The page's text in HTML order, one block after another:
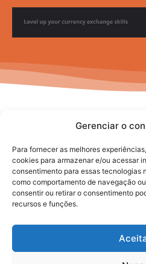
Gerenciar o
Para fornecer as melhores
cookies para armazenar e/ou acessar
consentimento para essas tecnologias
como comportamento de navegação
consentir ou retirar o consentimento
recursos e funções.
No posts to display